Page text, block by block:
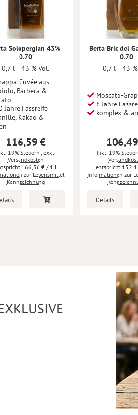
Solopergian 43%
0.70
0,7 l
43 % Vol.
Cuvée aus
Barbera &
Jahre Fassreife
Kakao &
116,59 €
19% Steuern, exkl.
Versandkosten
166,56 €/ 1 l
zur Lebensmittel
Kennzeichnung
Berta Bric del
0.70
0,7 l
43
Moscato-
8 Jahre
komplex &
Inkl. 19%
Informationen zur
Details